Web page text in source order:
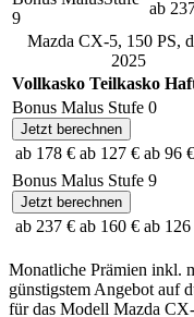
9
ab
Mazda CX-5, 150 PS,
2025
Vollkasko Teilkasko
Bonus Malus Stufe 0
Jetzt berechnen
ab 178 € ab 127 € ab 96 €
Bonus Malus Stufe 9
Jetzt berechnen
ab 237 € ab 160 € ab 126
Monatliche Prämien inkl.
günstigstem Angebot auf
für das Modell Mazda